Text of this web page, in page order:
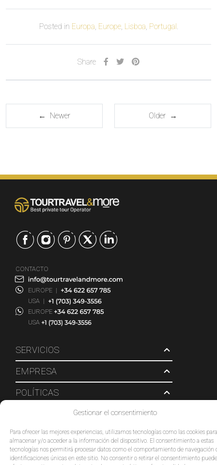
Gestionar el consentimiento
Para ofrecer las mejores experiencias, utilizamos tecnologías como las cookies para
almacenar y/o acceder a la información del dispositivo. El consentimiento a estas
tecnologías nos permitirá procesar datos como el comportamiento de navegación
identificaciones únicas en este sitio. No consentir o retirar el consentimiento puede
Posted in Europa, Europe, Lisboa, Portugal .
Share
← Newer Older →
SERVICIOS
EMPRESA
POLÍTICAS
CONTACTO
EUROPE |
USA |
EUROPE
USA